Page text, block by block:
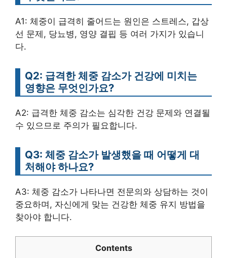
A1: 체중이 급격히 줄어드는 원인은 스트레스, 갑상
선 문제, 당뇨병, 영양 결핍 등 여러 가지가 있습니
다.
Q2: 급격한 체중 감소가 건강에 미치는
영향은 무엇인가요?
A2: 급격한 체중 감소는 심각한 건강 문제와 연결될
수 있으므로 주의가 필요합니다.
Q3: 체중 감소가 발생했을 때 어떻게 대
처해야 하나요?
A3: 체중 감소가 나타나면 전문의와 상담하는 것이
중요하며, 자신에게 맞는 건강한 체중 유지 방법을
찾아야 합니다.
Contents